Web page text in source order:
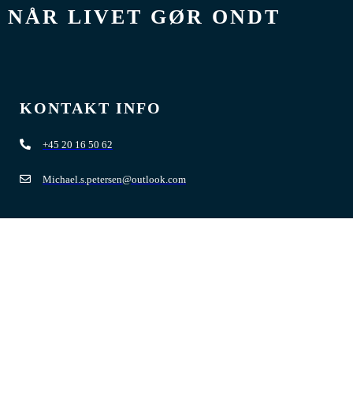
NÅR LIVET GØR ONDT
KONTAKT INFO
+45 20 16 50 62
Michael.s.petersen@outlook.com